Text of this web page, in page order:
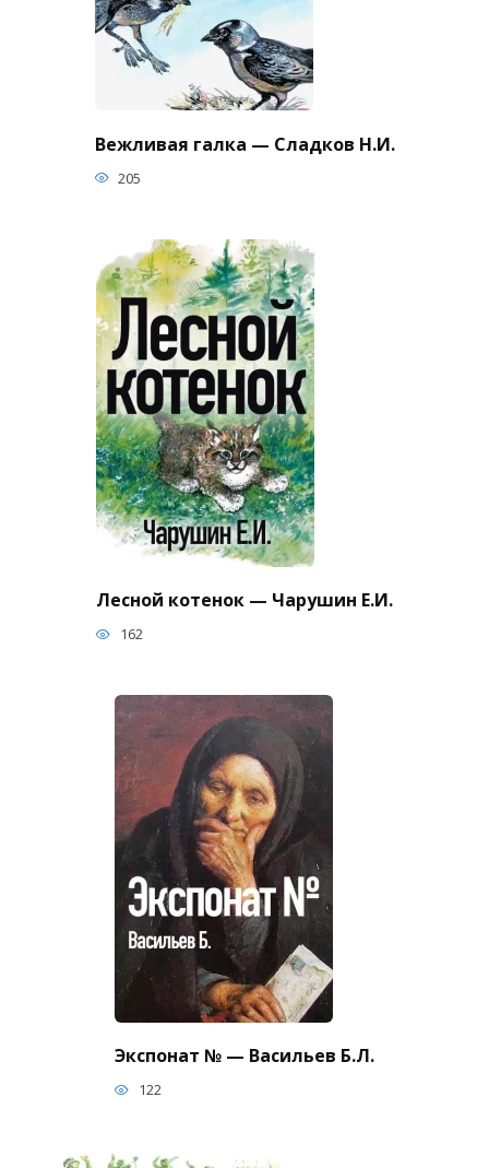
Вежливая галка — Сладков Н.И.
205
Лесной котенок — Чарушин Е.И.
162
Экспонат № — Васильев Б.Л.
122